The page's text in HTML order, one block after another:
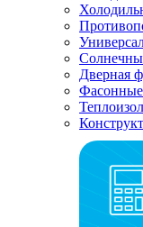
Дверная